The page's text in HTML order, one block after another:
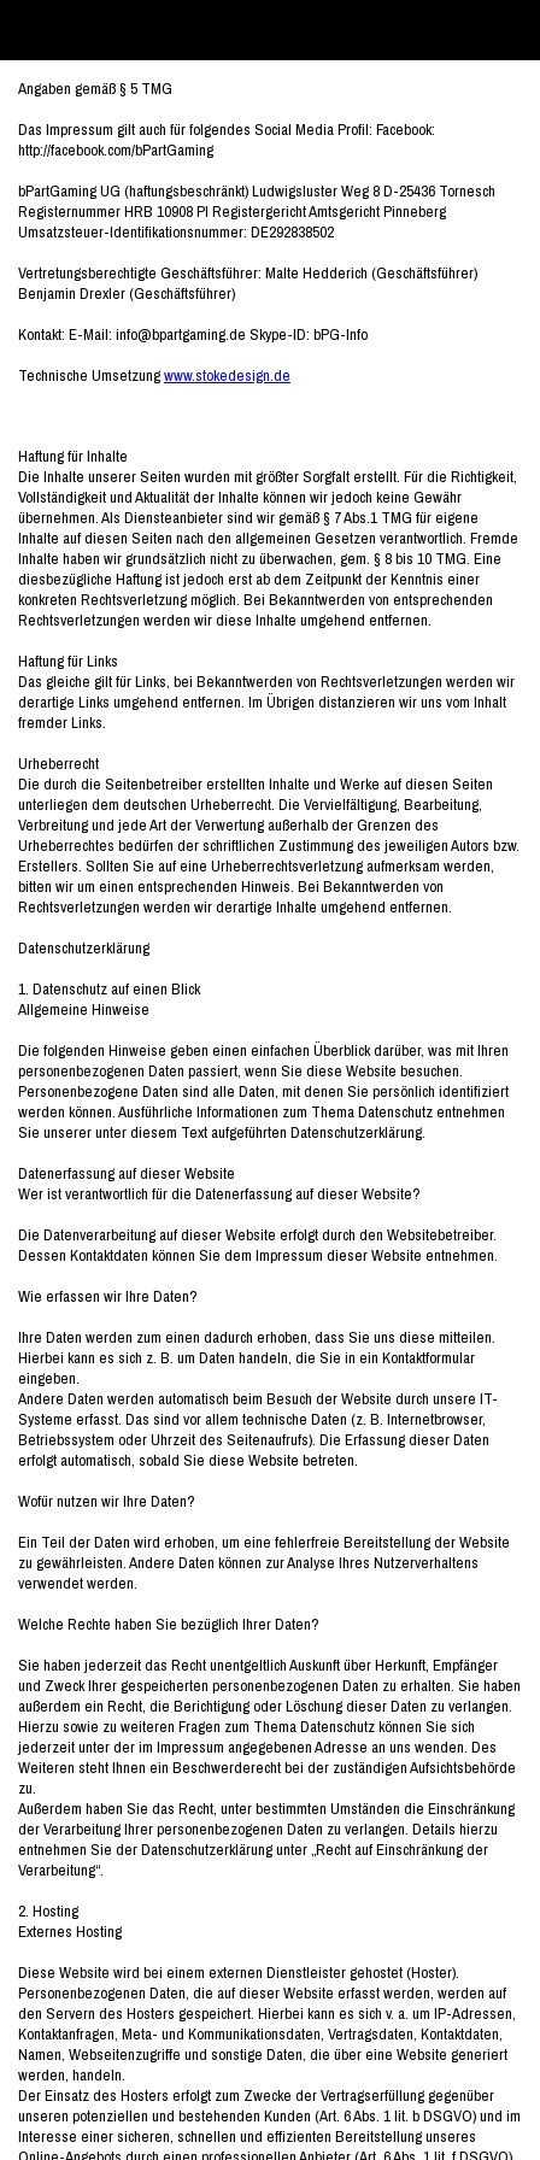
Angaben gemäß § 5 TMG
Das Impressum gilt auch für folgendes Social Media Profil: Facebook:
http://facebook.com/bPartGaming
bPartGaming UG (haftungsbeschränkt)Ludwigsluster Weg 8D-25436 Tornesch
Registernummer HRB 10908 PI Registergericht Amtsgericht Pinneberg
Umsatzsteuer-Identifikationsnummer: DE292838502
Vertretungsberechtigte Geschäftsführer: Malte Hedderich (Geschäftsführer)
Benjamin Drexler (Geschäftsführer)
Kontakt: E-Mail: info@bpartgaming.de Skype-ID: bPG-Info
Technische Umsetzungwww.stokedesign.de
Haftung für Inhalte
Die Inhalte unserer Seiten wurden mit größter Sorgfalt erstellt. Für die Richtigkeit,
Vollständigkeit und Aktualität der Inhalte können wir jedoch keine Gewähr
übernehmen. Als Diensteanbieter sind wir gemäß § 7 Abs.1 TMG für eigene
Inhalte auf diesen Seiten nach den allgemeinen Gesetzen verantwortlich. Fremde
Inhalte haben wir grundsätzlich nicht zu überwachen, gem. § 8 bis 10 TMG. Eine
diesbezügliche Haftung ist jedoch erst ab dem Zeitpunkt der Kenntnis einer
konkreten Rechtsverletzung möglich. Bei Bekanntwerden von entsprechenden
Rechtsverletzungen werden wir diese Inhalte umgehend entfernen.
Haftung für Links
Das gleiche gilt für Links, bei Bekanntwerden von Rechtsverletzungen werden wir
derartige Links umgehend entfernen. Im Übrigen distanzieren wir uns vom Inhalt
fremder Links.
Urheberrecht
Die durch die Seitenbetreiber erstellten Inhalte und Werke auf diesen Seiten
unterliegen dem deutschen Urheberrecht. Die Vervielfältigung, Bearbeitung,
Verbreitung und jede Art der Verwertung außerhalb der Grenzen des
Urheberrechtes bedürfen der schriftlichen Zustimmung des jeweiligen Autors bzw.
Erstellers. Sollten Sie auf eine Urheberrechtsverletzung aufmerksam werden,
bitten wir um einen entsprechenden Hinweis. Bei Bekanntwerden von
Rechtsverletzungen werden wir derartige Inhalte umgehend entfernen.
Datenschutzerklärung
1. Datenschutz auf einen Blick
Allgemeine Hinweise
Die folgenden Hinweise geben einen einfachen Überblick darüber, was mit Ihren
personenbezogenen Daten passiert, wenn Sie diese Website besuchen.
Personenbezogene Daten sind alle Daten, mit denen Sie persönlich identifiziert
werden können. Ausführliche Informationen zum Thema Datenschutz entnehmen
Sie unserer unter diesem Text aufgeführten Datenschutzerklärung.
Datenerfassung auf dieser Website
Wer ist verantwortlich für die Datenerfassung auf dieser Website?
Die Datenverarbeitung auf dieser Website erfolgt durch den Websitebetreiber.
Dessen Kontaktdaten können Sie dem Impressum dieser Website entnehmen.
Wie erfassen wir Ihre Daten?
Ihre Daten werden zum einen dadurch erhoben, dass Sie uns diese mitteilen.
Hierbei kann es sich z. B. um Daten handeln, die Sie in ein Kontaktformular
eingeben.
Andere Daten werden automatisch beim Besuch der Website durch unsere IT-
Systeme erfasst. Das sind vor allem technische Daten (z. B. Internetbrowser,
Betriebssystem oder Uhrzeit des Seitenaufrufs). Die Erfassung dieser Daten
erfolgt automatisch, sobald Sie diese Website betreten.
Wofür nutzen wir Ihre Daten?
Ein Teil der Daten wird erhoben, um eine fehlerfreie Bereitstellung der Website
zu gewährleisten. Andere Daten können zur Analyse Ihres Nutzerverhaltens
verwendet werden.
Welche Rechte haben Sie bezüglich Ihrer Daten?
Sie haben jederzeit das Recht unentgeltlich Auskunft über Herkunft, Empfänger
und Zweck Ihrer gespeicherten personenbezogenen Daten zu erhalten. Sie haben
außerdem ein Recht, die Berichtigung oder Löschung dieser Daten zu verlangen.
Hierzu sowie zu weiteren Fragen zum Thema Datenschutz können Sie sich
jederzeit unter der im Impressum angegebenen Adresse an uns wenden. Des
Weiteren steht Ihnen ein Beschwerderecht bei der zuständigen Aufsichtsbehörde
zu.
Außerdem haben Sie das Recht, unter bestimmten Umständen die Einschränkung
der Verarbeitung Ihrer personenbezogenen Daten zu verlangen. Details hierzu
entnehmen Sie der Datenschutzerklärung unter „Recht auf Einschränkung der
Verarbeitung“.
2. Hosting
Externes Hosting
Diese Website wird bei einem externen Dienstleister gehostet (Hoster).
Personenbezogenen Daten, die auf dieser Website erfasst werden, werden auf
den Servern des Hosters gespeichert. Hierbei kann es sich v. a. um IP-Adressen,
Kontaktanfragen, Meta- und Kommunikationsdaten, Vertragsdaten, Kontaktdaten,
Namen, Webseitenzugriffe und sonstige Daten, die über eine Website generiert
werden, handeln.
Der Einsatz des Hosters erfolgt zum Zwecke der Vertragserfüllung gegenüber
unseren potenziellen und bestehenden Kunden (Art. 6 Abs. 1 lit. b DSGVO) und im
Interesse einer sicheren, schnellen und effizienten Bereitstellung unseres